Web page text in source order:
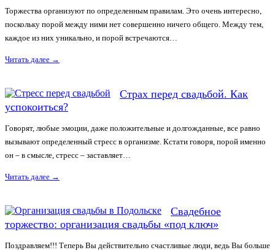
Торжества организуют по определенным правилам. Это очень интересно,
поскольку порой между ними нет совершенно ничего общего. Между тем,
каждое из них уникально, и порой встречаются…
Читать далее →
Страх перед свадьбой. Как
успокоиться?
Говорят, любые эмоции, даже положительные и долгожданные, все равно
вызывают определенный стресс в организме. Кстати говоря, порой именно
он – в смысле, стресс – заставляет…
Читать далее →
Свадебное
торжество: организация свадьбы «под ключ»
Поздравляем!!! Теперь Вы действительно счастливые люди, ведь Вы больше